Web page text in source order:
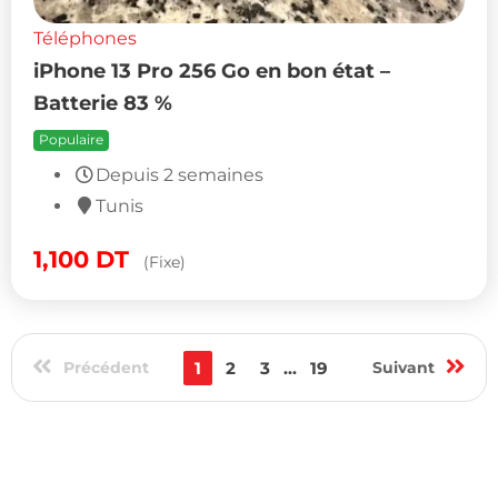
Téléphones
iPhone 13 Pro 256 Go en bon état –
Batterie 83 %
Populaire
Depuis 2 semaines
Tunis
1,100 DT (Fixe)
Précédent 1 2 3 ... 19 Suivant